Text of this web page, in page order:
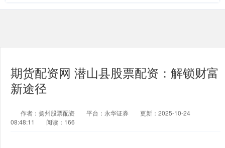
期货配资网 潜山县股票配资：解锁财富
新途径
作者：扬州股票配资 平台：永华证券
更新：2025-10-24
08:48:11
阅读：166